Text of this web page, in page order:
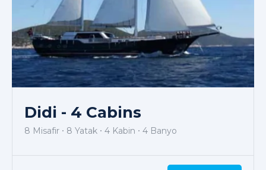
Didi - 4 Cabins
8 Misafir 8 Yatak 4 Kabin 4 Banyo